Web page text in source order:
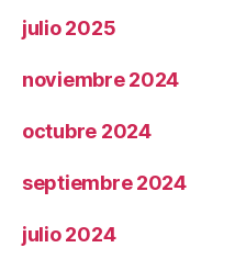
julio 2025
noviembre 2024
octubre 2024
septiembre 2024
julio 2024